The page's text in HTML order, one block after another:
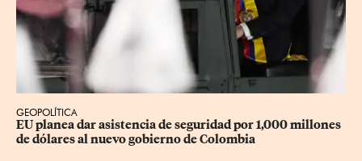
GEOPOLÍTICA
EU planea dar asistencia de seguridad por 1,000 millones
de dólares al nuevo gobierno de Colombia